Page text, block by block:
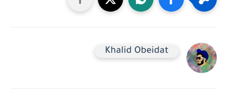
Khalid Obeidat